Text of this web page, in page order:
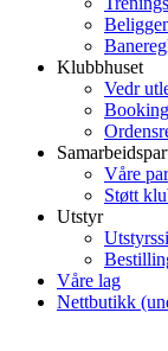
Klubbhuset
Vedr
Våre
Støtt
Utstyr
Våre lag
Nettbutikk